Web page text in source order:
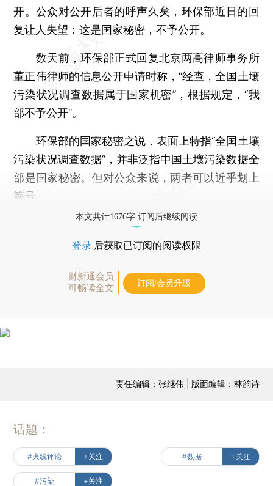
开。公众对公开后者的呼声久矣，环保部近日的回
复让人失望：这是国家秘密，不予公开。
数天前，环保部正式回复北京两高律师事务所
董正伟律师的信息公开申请时称，“经查，全国土壤
污染状况调查数据属于国家机密”，根据规定，“我
部不予公开”。
环保部的国家秘密之说，表面上特指“全国土壤
污染状况调查数据”，并非泛指中国土壤污染数据全
部是国家秘密。但对公众来说，两者可以近乎划上
等号。
本文共计1676字 订阅后继续阅读
登录 后获取已订阅的阅读权限
财新通会员
可畅读全文
订阅/会员升级
责任编辑：张继伟 | 版面编辑：林韵诗
话题：
#火线评论 +关注 #数据 +关注
#污染 +关注